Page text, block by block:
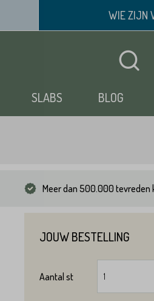
WIE ZIJN
SLABS BLOG
Meer dan 500.000 tevreden
JOUW BESTELLING
Aantal st